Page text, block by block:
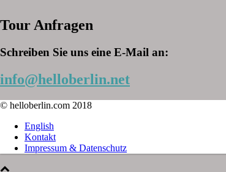
Tour Anfragen
Schreiben Sie uns eine E-Mail an:
info@helloberlin.net
© helloberlin.com 2018
English
Kontakt
Impressum & Datenschutz